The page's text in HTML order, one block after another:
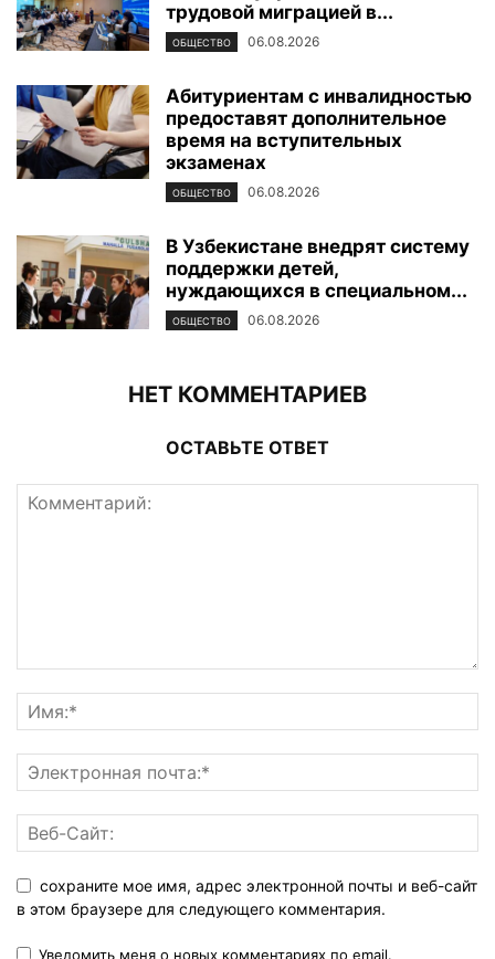
трудовой миграцией в...
ОБЩЕСТВО 06.08.2026
Абитуриентам с инвалидностью
предоставят дополнительное
время на вступительных
экзаменах
ОБЩЕСТВО 06.08.2026
В Узбекистане внедрят систему
поддержки детей,
нуждающихся в специальном...
ОБЩЕСТВО 06.08.2026
НЕТ КОММЕНТАРИЕВ
ОСТАВЬТЕ ОТВЕТ
сохраните мое имя, адрес электронной почты и веб-сайт
в этом браузере для следующего комментария.
Уведомить меня о новых комментариях по email.